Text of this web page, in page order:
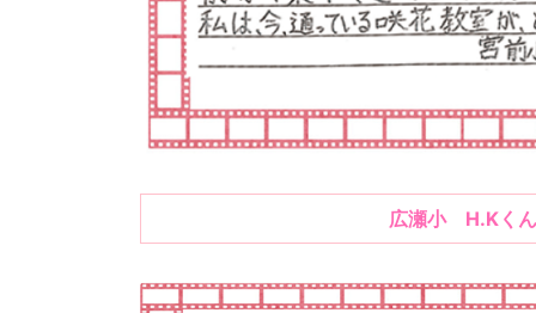
広瀬小 H.Kくん